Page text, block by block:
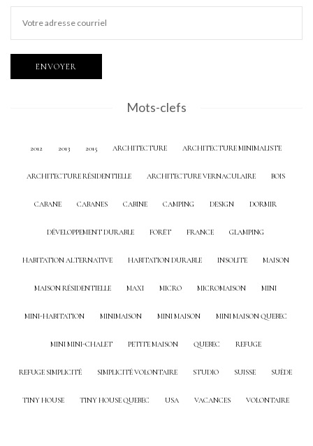
Mots-clefs
2012 2013 2015 ARCHITECTURE ARCHITECTURE MINIMALISTE
ARCHITECTURE RÉSIDENTIELLE ARCHITECTURE VERNACULAIRE BOIS
CABANE CABANES CABINE CAMPING DESIGN DORMIR
DÉVELOPPEMENT DURABLE FORÊT FRANCE GLAMPING
HABITATION ALTERNATIVE HABITATION DURABLE INSOLITE MAISON
MAISON RÉSIDENTIELLE MAXI MICRO MICROMAISON MINI
MINI-HABITATION MINIMAISON MINI MAISON MINI MAISON QUEBEC
MINI MINI-CHALET PETITE MAISON QUEBEC REFUGE
REFUGE SIMPLICITÉ SIMPLICITÉ VOLONTAIRE STUDIO SUISSE SUÈDE
TINY HOUSE TINY HOUSE QUEBEC USA VACANCES VOLONTAIRE